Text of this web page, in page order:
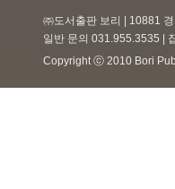
㈜도서출판 보리 | 10881
일반 문의 031.955.3535 |
Copyright ⓒ 2010 Bori